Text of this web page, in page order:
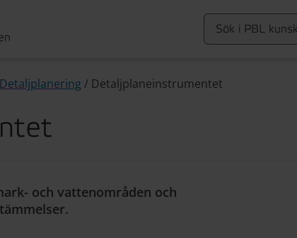
Detaljplanering / Detaljplaneinstrumentet
och vattenområden och